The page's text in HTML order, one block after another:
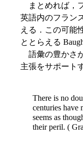
まとめれば，
英語内のフラン
える．この可能
ととらえる
語彙の豊かさ
主張をサポート
There is no
centuries have
seems as
their peril. (